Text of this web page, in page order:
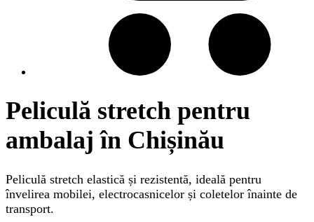
Peliculă stretch pentru
ambalaj în Chișinău
Peliculă stretch elastică și rezistentă, ideală pentru
învelirea mobilei, electrocasnicelor și coletelor înainte de
transport.